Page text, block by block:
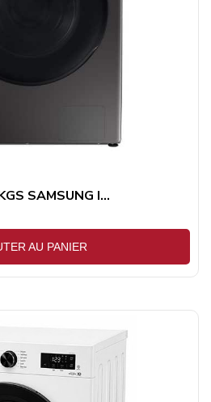
SAMSUNG I...
AU PANIER